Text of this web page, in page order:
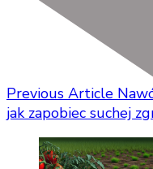
Previous Article
jak zapobiec suchej